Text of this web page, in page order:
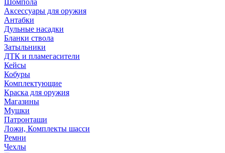
Шомпола
Аксессуары для оружия
Антабки
Дульные насадки
Бланки ствола
Затыльники
ДТК и пламегасители
Кейсы
Кобуры
Комплектующие
Краска для оружия
Магазины
Мушки
Патронташи
Ложи, Комплекты шасси
Ремни
Чехлы